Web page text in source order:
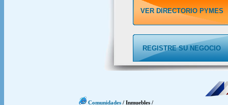
VER DIRECTORIO PYMES
REGISTRE SU NEGOCIO
Comunidades / Inmuebles /